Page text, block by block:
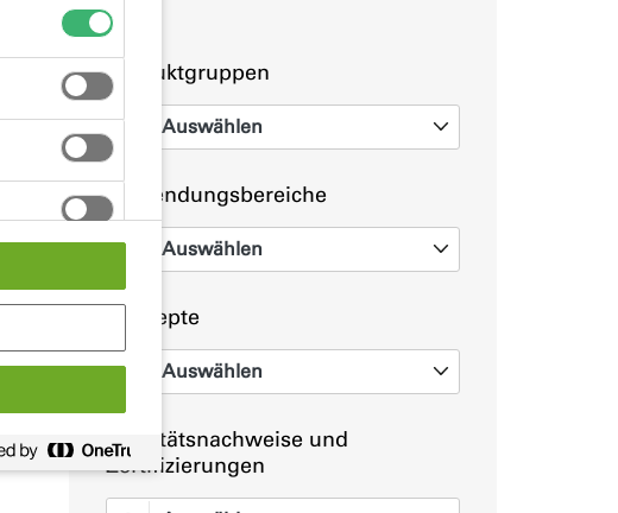
Produktgruppen
0 Auswählen
Anwendungsbereiche
0 Auswählen
Konzepte
0 Auswählen
Qualitätsnachweise und
Zertifizierungen